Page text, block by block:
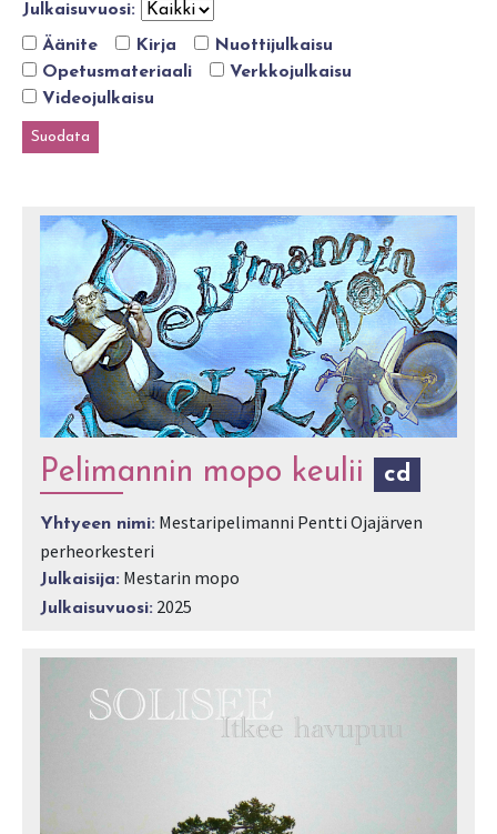
Julkaisuvuosi:
Äänite
Kirja
Nuottijulkaisu
Opetusmateriaali
Verkkojulkaisu
Videojulkaisu
Pelimannin mopo keulii cd
Yhtyeen nimi: Mestaripelimanni Pentti Ojajärven
perheorkesteri
Julkaisija: Mestarin mopo
Julkaisuvuosi: 2025